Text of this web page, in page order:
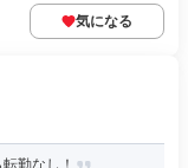
気になる
勤なし！